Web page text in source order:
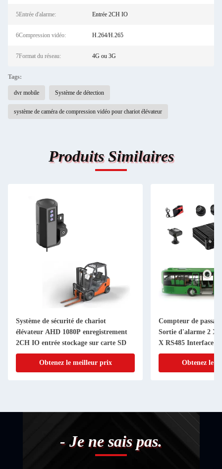
5Entrée d'alarme: Entrée 2CH IO
6Compression vidéo: H.264/H.265
7Format du réseau: 4G ou 3G
Tags:
dvr mobile Système de détection
système de caméra de compression vidéo pour chariot élévateur
Produits Similaires
Système de sécurité de chariot
élévateur AHD 1080P enregistrement
2CH IO entrée stockage sur carte SD
Obtenez le meilleur prix
Compteur de
Sortie d'alarme 2 X
X RS485 Interface
Obtenez le
- Je ne sais pas.